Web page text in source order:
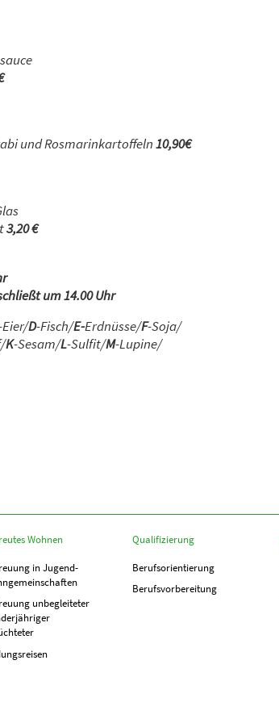
und Rosmarinkartoffeln10,90€
3,20 €
um 14.00 Uhr
D-Fisch/E-Erdnüsse/F-Soja/
K-Sesam/L-Sulfit/M-Lupine/
Wohnen
in Jugend­­
unbegleiteter
Qualifizierung
Berufs­orientierung
Berufs­vorbereitung